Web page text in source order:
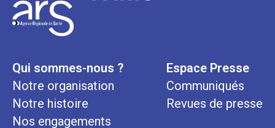
Qui sommes-nous ?
Notre organisation
Notre histoire
Nos engagements
Espace Presse
Communiqués
Revues de presse